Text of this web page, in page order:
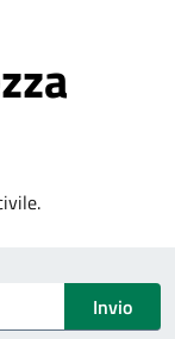
Invio